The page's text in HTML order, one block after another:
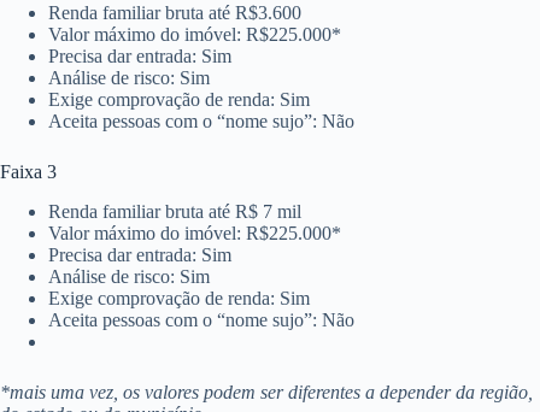
Renda familiar bruta até R$3.600
Valor máximo do imóvel: R$225.000*
Precisa dar entrada: Sim
Análise de risco: Sim
Exige comprovação de renda: Sim
Aceita pessoas com o “nome sujo”: Não
Faixa 3
Renda familiar bruta até R$ 7 mil
Valor máximo do imóvel: R$225.000*
Precisa dar entrada: Sim
Análise de risco: Sim
Exige comprovação de renda: Sim
Aceita pessoas com o “nome sujo”: Não
*mais uma vez, os valores podem ser diferentes a depender da região,